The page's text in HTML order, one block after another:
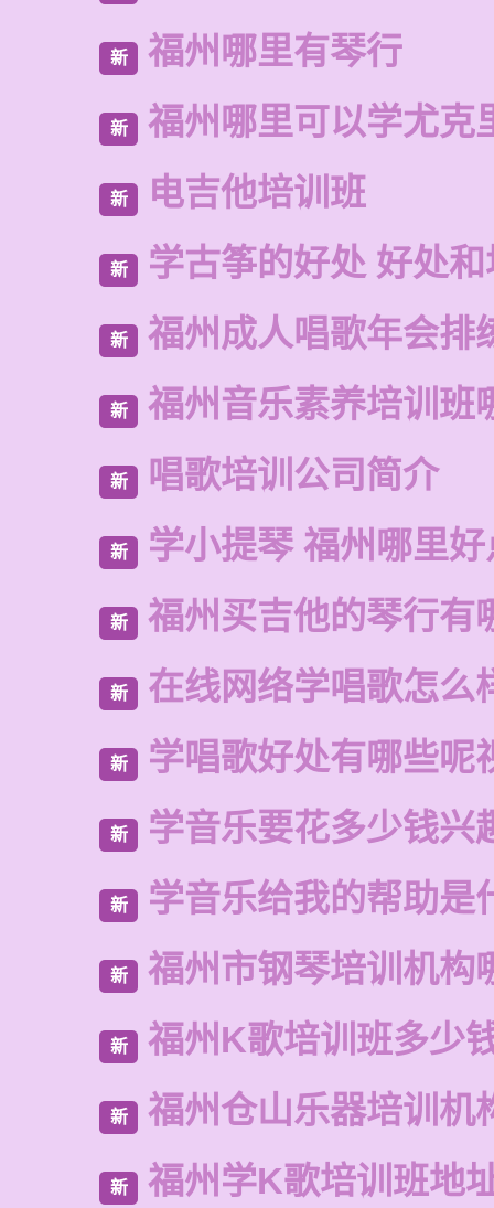
新 福州哪里有琴行
新 福州哪里可以学尤克
新 电吉他培训班
新 学古筝的好处 好处
新 福州成人唱歌年会排
新 福州音乐素养培训班
新 唱歌培训公司简介
新 学小提琴 福州哪里好
新 福州买吉他的琴行有
新 在线网络学唱歌怎么
新 学唱歌好处有哪些呢
新 学音乐要花多少钱兴
新 学音乐给我的帮助是
新 福州市钢琴培训机构
新 福州K歌培训班多少
新 福州仓山乐器培训机
新 福州学K歌培训班地